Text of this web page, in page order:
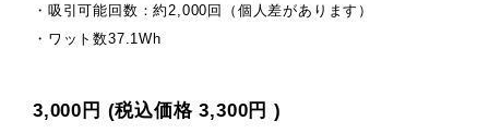
・吸引可能回数：約2,000回（個人差があります）
・ワット数37.1Wh
3,000円 (税込価格3,300円 )